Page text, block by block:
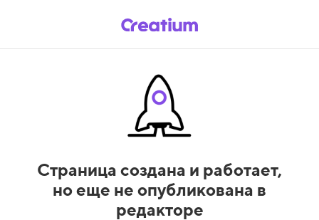
Страница создана и работает,
но еще не опубликована в
редакторе